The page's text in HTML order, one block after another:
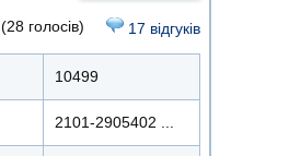
(28 голосів) 17 відгуків
10499
2101-2905402 ...